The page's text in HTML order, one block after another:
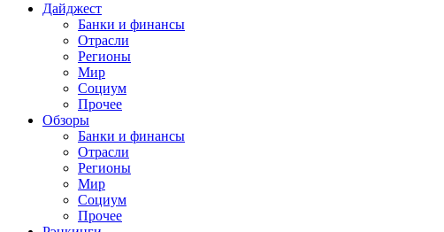
Дайджест
Банки и финансы
Отрасли
Регионы
Мир
Социум
Прочее
Обзоры
Банки и финансы
Отрасли
Регионы
Мир
Социум
Прочее